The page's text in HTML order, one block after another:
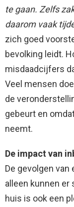
te gaan. Zelfs
daarom vaak
zich goed
bevolking leidt.
misdaadcijfers
Veel mensen
de
gebeurt en
neemt.
De impact van
De gevolgen van
alleen kunnen er
huis is ook een